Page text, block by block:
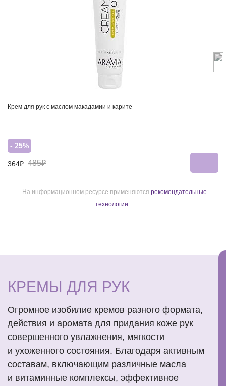
Крем для рук с маслом макадамии и карите
- 25%
364₽ 485₽
На информационном ресурсе применяются рекомендательные
технологии
КРЕМЫ ДЛЯ РУК
Огромное изобилие кремов разного формата,
действия и аромата для придания коже рук
совершенного увлажнения, мягкости
и ухоженного состояния. Благодаря активным
составам, включающим различные масла
и витаминные комплексы, эффективное